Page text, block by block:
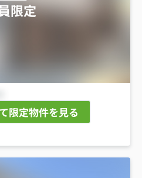
限定
限定物件を見る